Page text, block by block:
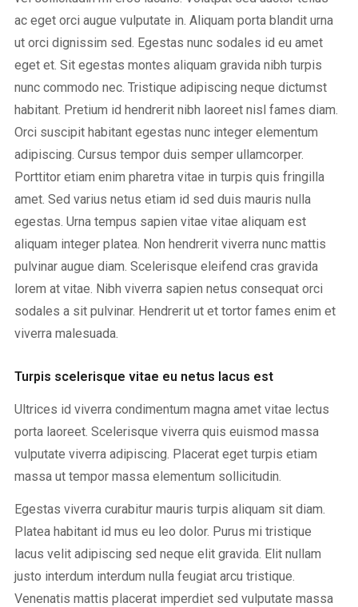
ac eget orci augue vulputate in. Aliquam porta blandit urna
ut orci dignissim sed. Egestas nunc sodales id eu amet
eget et. Sit egestas montes aliquam gravida nibh turpis
nunc commodo nec. Tristique adipiscing neque dictumst
habitant. Pretium id hendrerit nibh laoreet nisl fames diam.
Orci suscipit habitant egestas nunc integer elementum
adipiscing. Cursus tempor duis semper ullamcorper.
Porttitor etiam enim pharetra vitae in turpis quis fringilla
amet. Sed varius netus etiam id sed duis mauris nulla
egestas. Urna tempus sapien vitae vitae aliquam est
aliquam integer platea. Non hendrerit viverra nunc mattis
pulvinar augue diam. Scelerisque eleifend cras gravida
lorem at vitae. Nibh viverra sapien netus consequat orci
sodales a sit pulvinar. Hendrerit ut et tortor fames enim et
viverra malesuada.
Turpis scelerisque vitae eu netus lacus est
Ultrices id viverra condimentum magna amet vitae lectus
porta laoreet. Scelerisque viverra quis euismod massa
vulputate viverra adipiscing. Placerat eget turpis etiam
massa ut tempor massa elementum sollicitudin.
Egestas viverra curabitur mauris turpis aliquam sit diam.
Platea habitant id mus eu leo dolor. Purus mi tristique
lacus velit adipiscing sed neque elit gravida. Elit nullam
justo interdum interdum nulla feugiat arcu tristique.
Venenatis mattis placerat imperdiet sed vulputate massa